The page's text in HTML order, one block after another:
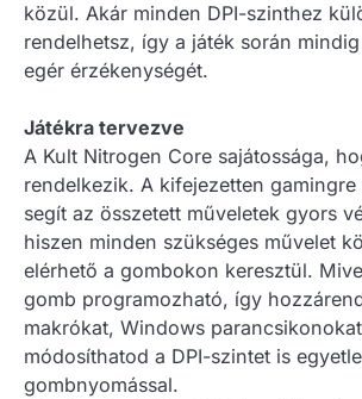
közül. Akár minden DPI-szinthez
rendelhetsz, így a játék során
egér érzékenységét.
Játékra tervezve
A Kult Nitrogen Core sajátossága,
rendelkezik. A kifejezetten
segít az összetett műveletek gyors
hiszen minden szükséges művelet
elérhető a gombokon keresztül.
gomb programozható, így
makrókat, Windows
módosíthatod a DPI-szintet is
gombnyomással.